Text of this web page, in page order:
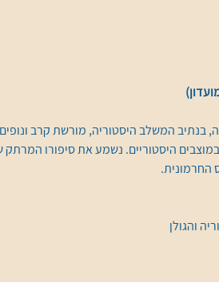
בנתיב המשלב היסטוריה, מורשת קרב
היסטוריים. נשמע את סיפורו
החרמונית.
והגולן